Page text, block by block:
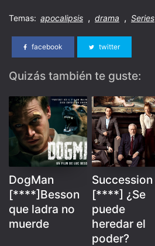
Temas: apocalipsis , drama , Series
facebook twitter
Quizás también te guste:
DogMan
[****]Besson
que ladra no
muerde
Succession
[****] ¿Se
puede
heredar el
poder?